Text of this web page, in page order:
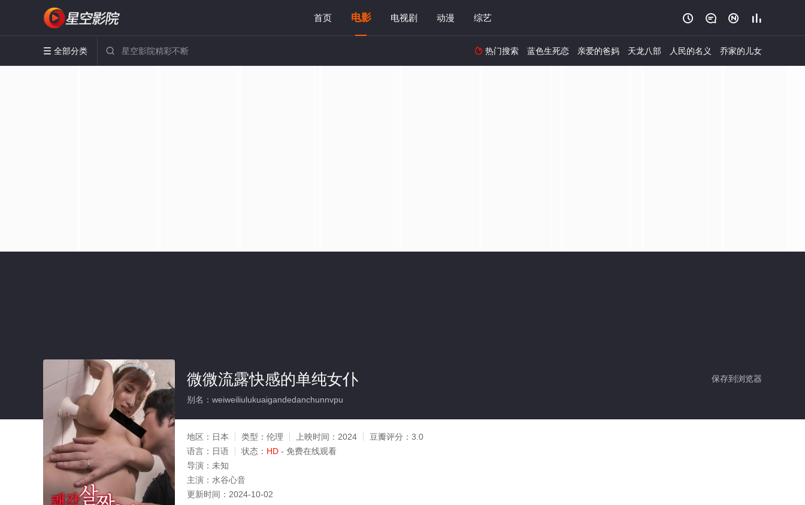
首页 电影 电视剧 动漫 综艺    
 全部分类   热门搜索 蓝色生死恋 亲爱的爸妈 天龙八部 人民的名义 乔家的儿女
保存到浏览器
微微流露快感的单纯女仆
别名：weiweiliulukuaigandedanchunnvpu
地区： 日本 类型： 伦理 上映时间： 2024 豆瓣评分： 3.0
语言： 日语 状态： HD - 免费在线观看
导演： 未知
主演： 水谷心音
更新时间： 2024-10-02